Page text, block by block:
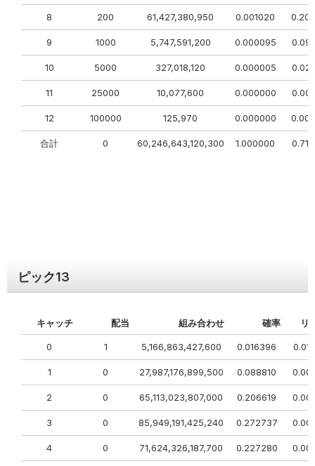
8 200 61,427,380,950 0.001020
9 1000 5,747,591,200 0.000095
10 5000 327,018,120 0.000005
11 25000 10,077,600 0.000000
12 100000 125,970 0.000000
合計 0 60,246,643,120,300 1.000000
ピック13
キャッチ 配当 組み合わせ 確率 リ
0 1 5,166,863,427,600 0.016396
1 0 27,987,176,899,500 0.088810
2 0 65,113,023,807,000 0.206619
3 0 85,949,191,425,240 0.272737
4 0 71,624,326,187,700 0.227280